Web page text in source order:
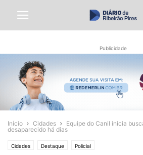
Publicidade
Início Cidades
Equipe do Canil inicia
desaparecido há dias
Cidades Destaque Policial